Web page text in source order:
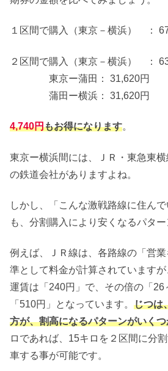
１区間で購入（東京－横浜） ：
２区間で購入（東京－横浜） ：
東京ー蒲田： 31,620円
蒲田ー横浜： 31,620円
4,740円もお得になります。
東京ー横浜間には、ＪＲ・東急東
の鉄道会社がありますよね。
しかし、「こんな激戦路線に住ん
も、分割購入により安くなるパター
例えば、ＪＲ線は、各路線の「営
準として料金が計算されています
運賃は「240円」で、その倍の「26
「510円」となっています。 じつは
方が、割高になるパターンがいく
ロであれば、15キロを２区間に分
車する事が可能です。